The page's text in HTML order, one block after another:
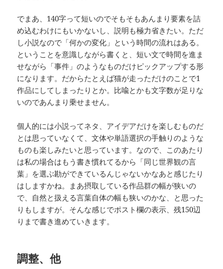
でまあ、140字って短いのでそもそもあんまり要素を詰
め込むわけにもいかないし、説明も極力省きたい。ただ
し小説なので「何かの変化」という時間の流れはある。
ということを意識しながら書くと、短い文で時間を進ま
せながら「事件」のようなものだけピックアップする形
になります。だからたとえば猫が走っただけのことで1
作品にしてしまったりとか。比喩とかも文字数が足りな
いのであんまり乗せません。
個人的には小説ってネタ、アイデアだけを楽しむものだ
とは思っていなくて、文体や単語選択の手触りのような
ものも楽しみたいと思っています。なので、このあたり
は私の場合はもう書き慣れてるから「同じ世界観の言
葉」を選ぶ勘ができているんじゃないかなあと感じたり
はしますかね。まあ摂取している作品群の幅が狭いの
で、自然と扱える言葉自体の幅も狭いのかな、と思った
りもしますが。そんな感じでポスト欄の表示、残150辺
りまで書き進めていきます。
調整、他